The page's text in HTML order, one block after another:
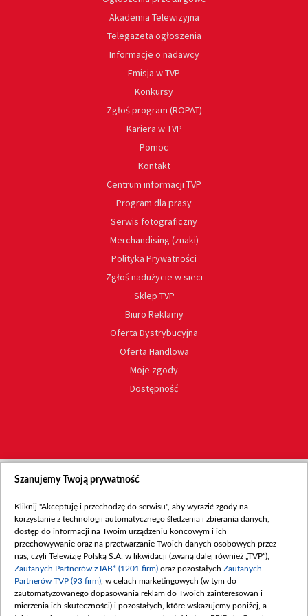
Akademia Telewizyjna
Telegazeta ogłoszenia
Informacje o nadawcy
Emisja w TVP
Konkursy
Zgłoś program (ROPAT)
Kariera w TVP
Pomoc
Kontakt
Centrum informacji TVP
Program dla prasy
Serwis fotograficzny
Merchandising (znaki)
Polityka Prywatności
Zgłoś nadużycie w sieci
Sklep TVP
Biuro Reklamy
Oferta Dystrybucyjna
Oferta Handlowa
Moje zgody
Dostępność
Szanujemy Twoją prywatność
Kliknij "Akceptuję i przechodzę do serwisu", aby wyrazić zgody na
korzystanie z technologii automatycznego śledzenia i zbierania danych,
dostęp do informacji na Twoim urządzeniu końcowym i ich
przechowywanie oraz na przetwarzanie Twoich danych osobowych przez
nas, czyli Telewizję Polską S.A. w likwidacji (zwaną dalej również „TVP”),
Zaufanych Partnerów z IAB* (1201 firm) oraz pozostałych Zaufanych
Partnerów TVP (93 firm) , w celach marketingowych (w tym do
zautomatyzowanego dopasowania reklam do Twoich zainteresowań i
mierzenia ich skuteczności) i pozostałych, które wskazujemy poniżej, a